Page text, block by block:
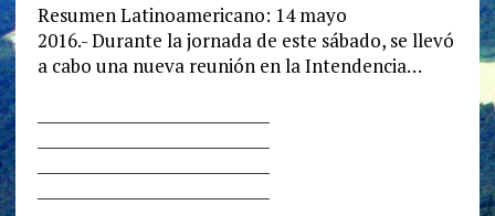
Resumen Latinoamericano: 14 mayo
2016.- Durante la jornada de este sábado, se llevó
a cabo una nueva reunión en la Intendencia…